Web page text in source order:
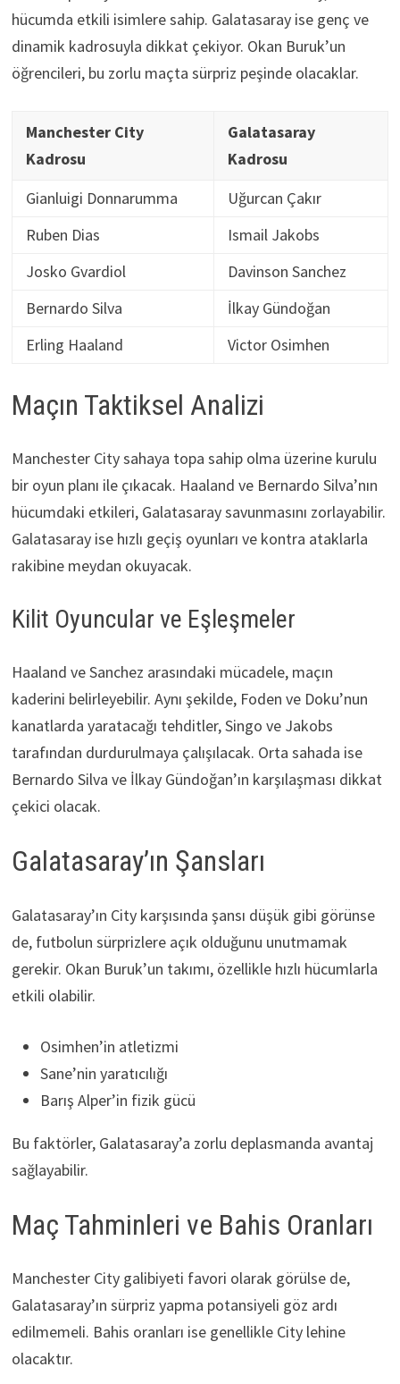
hücumda etkili isimlere sahip. Galatasaray ise genç ve
dinamik kadrosuyla dikkat çekiyor. Okan Buruk’un
öğrencileri, bu zorlu maçta sürpriz peşinde olacaklar.
Manchester City
Kadrosu
Galatasaray
Kadrosu
Gianluigi Donnarumma
Uğurcan Çakır
Ruben Dias
Ismail Jakobs
Josko Gvardiol
Davinson Sanchez
Bernardo Silva
İlkay Gündoğan
Erling Haaland
Victor Osimhen
Maçın Taktiksel Analizi
Manchester City sahaya topa sahip olma üzerine kurulu
bir oyun planı ile çıkacak. Haaland ve Bernardo Silva’nın
hücumdaki etkileri, Galatasaray savunmasını zorlayabilir.
Galatasaray ise hızlı geçiş oyunları ve kontra ataklarla
rakibine meydan okuyacak.
Kilit Oyuncular ve Eşleşmeler
Haaland ve Sanchez arasındaki mücadele, maçın
kaderini belirleyebilir. Aynı şekilde, Foden ve Doku’nun
kanatlarda yaratacağı tehditler, Singo ve Jakobs
tarafından durdurulmaya çalışılacak. Orta sahada ise
Bernardo Silva ve İlkay Gündoğan’ın karşılaşması dikkat
çekici olacak.
Galatasaray’ın Şansları
Galatasaray’ın City karşısında şansı düşük gibi görünse
de, futbolun sürprizlere açık olduğunu unutmamak
gerekir. Okan Buruk’un takımı, özellikle hızlı hücumlarla
etkili olabilir.
Osimhen’in atletizmi
Sane’nin yaratıcılığı
Barış Alper’in fizik gücü
Bu faktörler, Galatasaray’a zorlu deplasmanda avantaj
sağlayabilir.
Maç Tahminleri ve Bahis Oranları
Manchester City galibiyeti favori olarak görülse de,
Galatasaray’ın sürpriz yapma potansiyeli göz ardı
edilmemeli. Bahis oranları ise genellikle City lehine
olacaktır.